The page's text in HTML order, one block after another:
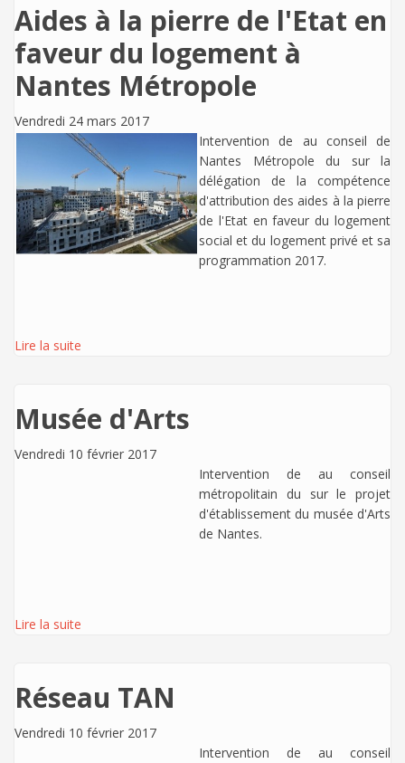
Aides à la pierre de l'Etat en
faveur du logement à
Nantes Métropole
Vendredi 24 mars 2017
Intervention de au conseil de
Nantes Métropole du sur la
délégation de la compétence
d'attribution des aides à la pierre
de l'Etat en faveur du logement
social et du logement privé et sa
programmation 2017.
Lire la suite
Musée d'Arts
Vendredi 10 février 2017
Intervention de au conseil
métropolitain du sur le projet
d'établissement du musée d'Arts
de Nantes.
Lire la suite
Réseau TAN
Vendredi 10 février 2017
Intervention de au conseil